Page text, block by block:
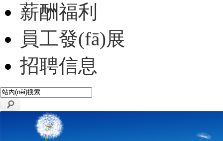
薪酬福利
員工發(fā)展
招聘信息